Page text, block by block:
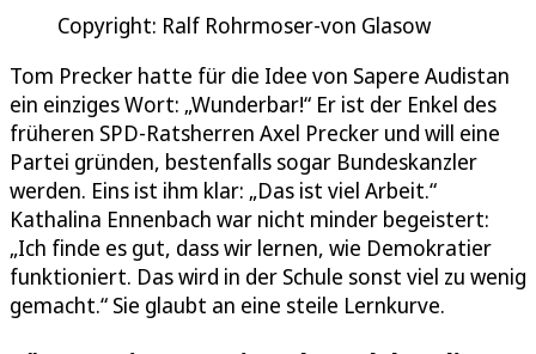
Copyright: Ralf Rohrmoser-von Glasow
Tom Precker hatte für die Idee von Sapere Audistan
ein einziges Wort: „Wunderbar!“ Er ist der Enkel des
früheren SPD-Ratsherren Axel Precker und will eine
Partei gründen, bestenfalls sogar Bundeskanzler
werden. Eins ist ihm klar: „Das ist viel Arbeit.“
Kathalina Ennenbach war nicht minder begeistert:
„Ich finde es gut, dass wir lernen, wie Demokratier
funktioniert. Das wird in der Schule sonst viel zu wenig
gemacht.“ Sie glaubt an eine steile Lernkurve.